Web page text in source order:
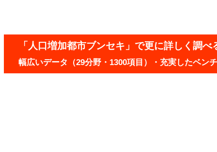
「人口増加都市ブンセキ」で更に詳しく調べ
幅広いデータ（29分野・1300項目）・充実したベン